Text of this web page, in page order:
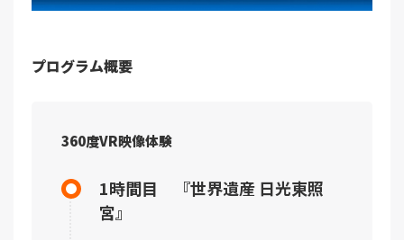
プログラム概要
360度VR映像体験
1時間目 『世界遺産 日光東照
宮』